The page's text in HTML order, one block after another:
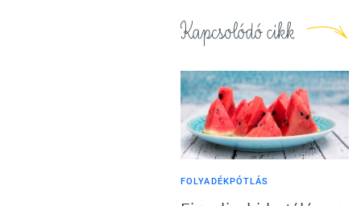
Kapcsolódó cikk
FOLYADÉKPÓTLÁS